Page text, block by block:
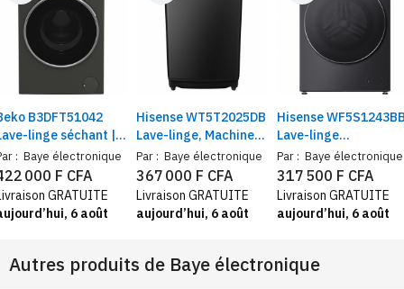
B3DFT51042
linge séchant |
kg lavage / 7 kg
| Moteur
: Baye électronique
000 F CFA
GRATUITE
6 août
Hisense WT5T2025DB
Lave-linge, Machine
20Kg / Chargement
automatique par le
haut / noir
Par : Baye électronique
367 000 F CFA
Livraison GRATUITE
aujourd’hui, 6 août
Hisense
Lave-linge
autoportant 12 Kg |
Machine à
chargement frontal |
Auto programme,
Classe énergétique A
Par : Baye électronique
317 500 F CFA
Livraison GRATUITE
aujourd’hui, 6 août
Autres produits de Baye électronique